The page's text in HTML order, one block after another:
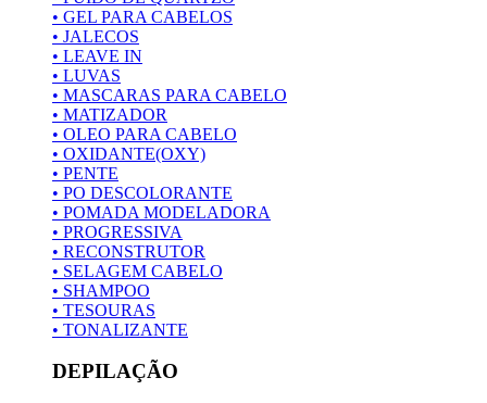
• GEL PARA CABELOS
• JALECOS
• LEAVE IN
• LUVAS
• MASCARAS PARA CABELO
• MATIZADOR
• OLEO PARA CABELO
• OXIDANTE(OXY)
• PENTE
• PO DESCOLORANTE
• POMADA MODELADORA
• PROGRESSIVA
• RECONSTRUTOR
• SELAGEM CABELO
• SHAMPOO
• TESOURAS
• TONALIZANTE
DEPILAÇÃO